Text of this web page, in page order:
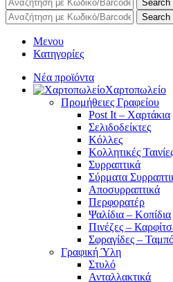
Search
Search
Μενου
Κατηγορίες
Νέα προϊόντα
Χαρτοπωλείο
Προμήθειες Γραφείου
Post It – Χαρτάκια
Σελιδοδείκτες
Κόλλες
Κολλητικές
Συρραπτικά
Σύρματα
Αποσυρραπτικά
Περφορατέρ
Ψαλίδια – Κοπίδια
Πινέζες –
Σφραγίδες –
Γραφική Ύλη
Στυλό
Ανταλλακτικά